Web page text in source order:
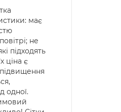
має
не
підходять
ціна є
одної.